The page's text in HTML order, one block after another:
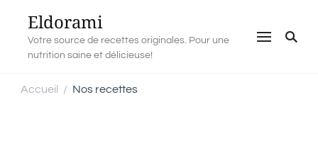
Eldorami
Votre source de recettes originales. Pour une
nutrition saine et délicieuse!
Accueil / Nos recettes